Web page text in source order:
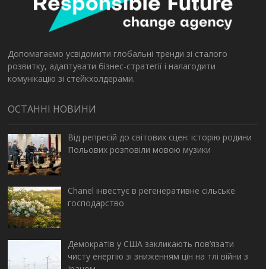
Допомагаємо усвідомити глобальні тренди зі сталого
розвитку, адаптувати бізнес-стратегії і налагодити
комунікацію зі стейкхолдерами.
ОСТАННІ НОВИНИ
Від репресій до світових сцен: історію родини
Польових розповіли мовою музики
Chanel інвестує в регенеративне сільське
господарство
Демократів у США закликають пов’язати
чисту енергію зі зниженням цін на тлі війни з